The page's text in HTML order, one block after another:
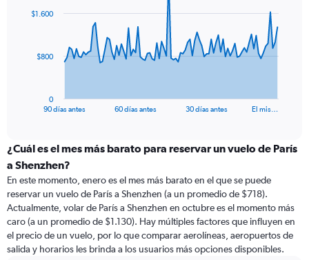
data
The
categories.
Range:
categories.
The
chart
has
1
Y
90 días antes 60 días antes 30 días antes El mis…
0
$800
$1.600
¿Cuál es el mes más barato para reservar un vuelo de París
a Shenzhen?
En este momento, enero es el mes más barato en el que se puede
reservar un vuelo de París a Shenzhen (a un promedio de $718).
Actualmente, volar de París a Shenzhen en octubre es el momento más
caro (a un promedio de $1.130). Hay múltiples factores que influyen en
el precio de un vuelo, por lo que comparar aerolíneas, aeropuertos de
salida y horarios les brinda a los usuarios más opciones disponibles.